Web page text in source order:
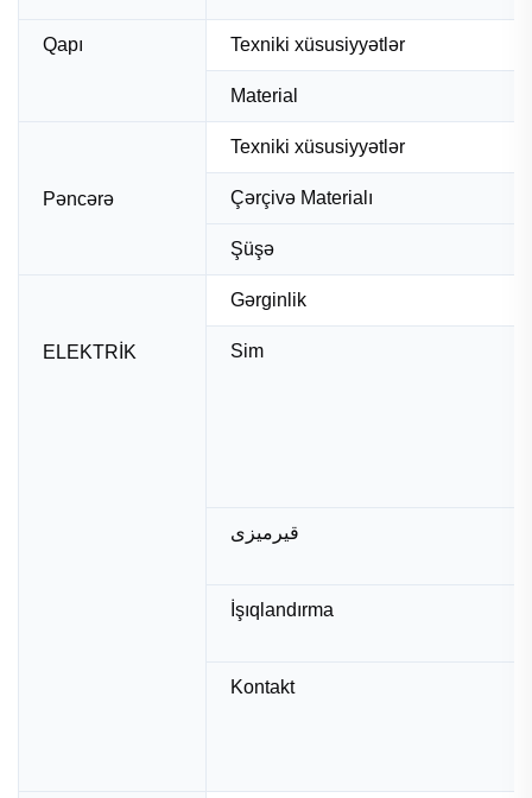
Qapı Texniki xüsusiyyətlər
Material
Pəncərə
Texniki xüsusiyyətlər
Çərçivə Materialı
Şüşə
ELEKTRİK
Gərginlik
Sim
قیرمیزی
İşıqlandırma
Kontakt